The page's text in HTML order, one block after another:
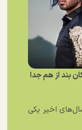
بند از هم جدا
اخیر یکی